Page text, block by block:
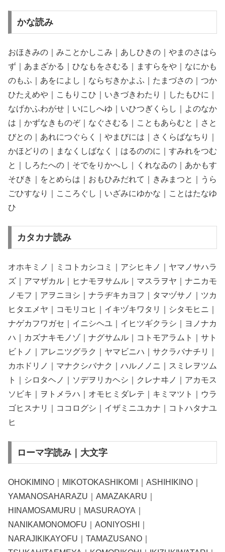
かな読み
おほきみの｜みことかしこみ｜あしひきの｜やまのさはら
ず｜あまざかる｜ひなもをさむる｜ますらをや｜なにかも
のもふ｜あをによし｜ならぢきかよふ｜たまづさの｜つか
ひたえめや｜こもりこひ｜いきづきわたり｜したもひに｜
なげかふわがせ｜いにしへゆ｜いひつぎくらし｜よのなか
は｜かずなきものぞ｜なぐさむる｜こともあらむと｜さと
びとの｜あれにつぐらく｜やまびには｜さくらばなちり｜
かほどりの｜まなくしばなく｜はるののに｜すみれをつむ
と｜しろたへの｜そでをりかへし｜くれなゐの｜あかもす
そびき｜をとめらは｜おもひみだれて｜きみまつと｜うら
ごひすなり｜こころぐし｜いざみにゆかな｜ことはたなゆ
ひ
カタカナ読み
オホキミノ｜ミコトカシコミ｜アシヒキノ｜ヤマノサハラ
ズ｜アマザカル｜ヒナモヲサムル｜マスラヲヤ｜ナニカモ
ノモフ｜アヲニヨシ｜ナラヂキカヨフ｜タマヅサノ｜ツカ
ヒタエメヤ｜コモリコヒ｜イキヅキワタリ｜シタモヒニ｜
ナゲカフワガセ｜イニシヘユ｜イヒツギクラシ｜ヨノナカ
ハ｜カズナキモノゾ｜ナグサムル｜コトモアラムト｜サト
ビトノ｜アレニツグラク｜ヤマビニハ｜サクラバナチリ｜
カホドリノ｜マナクシバナク｜ハルノノニ｜スミレヲツム
ト｜シロタヘノ｜ソデヲリカヘシ｜クレナヰノ｜アカモス
ソビキ｜ヲトメラハ｜オモヒミダレテ｜キミマツト｜ウラ
ゴヒスナリ｜ココログシ｜イザミニユカナ｜コトハタナユ
ヒ
ローマ字読み｜大文字
OHOKIMINO｜MIKOTOKASHIKOMI｜ASHIHIKINO｜
YAMANOSAHARAZU｜AMAZAKARU｜
HINAMOSAMURU｜MASURAOYA｜
NANIKAMONOMOFU｜AONIYOSHI｜
NARAJIKIKAYOFU｜TAMAZUSANO｜